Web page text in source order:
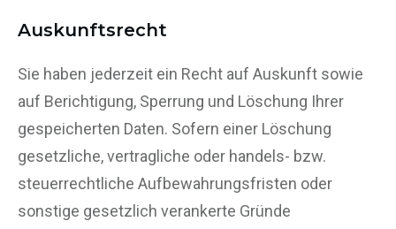
Auskunftsrecht
Sie haben jederzeit ein Recht auf Auskunft sowie
auf Berichtigung, Sperrung und Löschung Ihrer
gespeicherten Daten. Sofern einer Löschung
gesetzliche, vertragliche oder handels- bzw.
steuerrechtliche Aufbewahrungsfristen oder
sonstige gesetzlich verankerte Gründe